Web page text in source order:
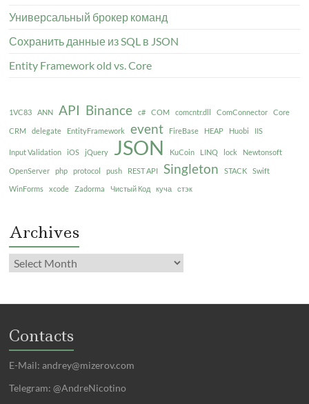
Универсальный брокер команд
Сохранить данные из SQL в JSON
Entity Framework old vs. Core
1VC83 ANN API Binance c# COM comcntr.dll ComConnector Core
CRM delegate EntityFramework event FireBase HEAP Huobi IIS
Input Validation iOS jQuery JSON KuCoin LINQ lock Newtonsoft
OpenServer php protocol push REST API Singleton STACK
Swift
WinForms
xcode Zadorma Чистый Код куча стэк
Archives
Contacts
E-Mail:andrey@mizerov.com
Telegram: @AndreNicotino